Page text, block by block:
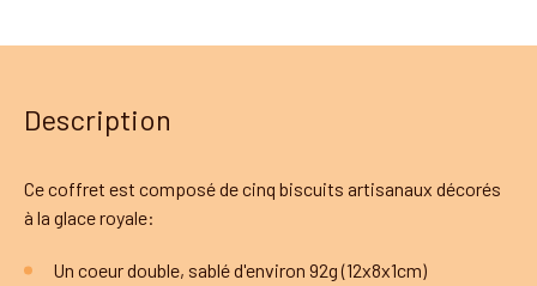
Description
Ce coffret est composé de cinq biscuits artisanaux décorés
à la glace royale:
Un coeur double, sablé d'environ 92g (12x8x1cm)